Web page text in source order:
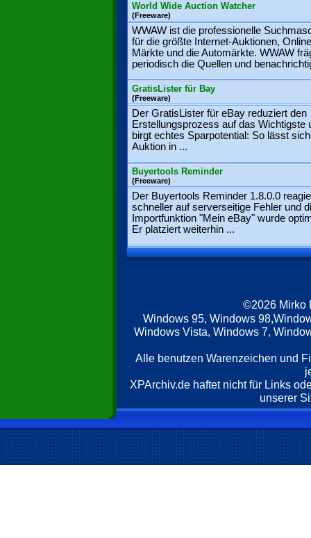
World Wide Auction Watcher
(Freeware)
WWAW ist die professionelle
für die größte Internet-Auktionen,
Märkte und die Automärkte. WWAW
periodisch die Quellen und
GratisLister für Bay
(Freeware)
Der GratisLister für eBay reduziert den
Erstellungsprozess auf das Wichtigste
birgt echtes Sparpotential: So lässt
Auktion in ...
Buyertools Reminder
(Freeware)
Der Buyertools Reminder 1.8.0.0
schneller auf serverseitige Fehler und
Importfunktion "Mein eBay" wurde
Er platziert weiterhin ...
©2026 Mirko
Windows 95, Windows
Windows Vista, Windows 7,
Alle benutzen Warenzeichen und
XPArchiv.de haftet nicht für Links
unserer